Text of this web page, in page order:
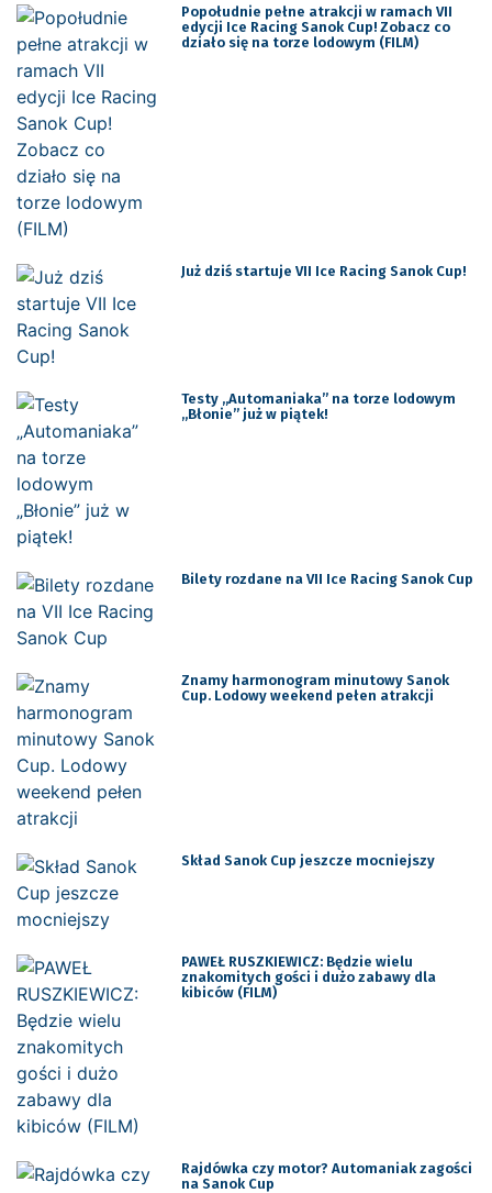
Popołudnie pełne atrakcji w ramach VII
edycji Ice Racing Sanok Cup! Zobacz co
działo się na torze lodowym (FILM)
Już dziś startuje VII Ice Racing Sanok Cup!
Testy „Automaniaka” na torze lodowym
„Błonie” już w piątek!
Bilety rozdane na VII Ice Racing Sanok Cup
Znamy harmonogram minutowy Sanok
Cup. Lodowy weekend pełen atrakcji
Skład Sanok Cup jeszcze mocniejszy
PAWEŁ RUSZKIEWICZ: Będzie wielu
znakomitych gości i dużo zabawy dla
kibiców (FILM)
Rajdówka czy motor? Automaniak zagości
na Sanok Cup